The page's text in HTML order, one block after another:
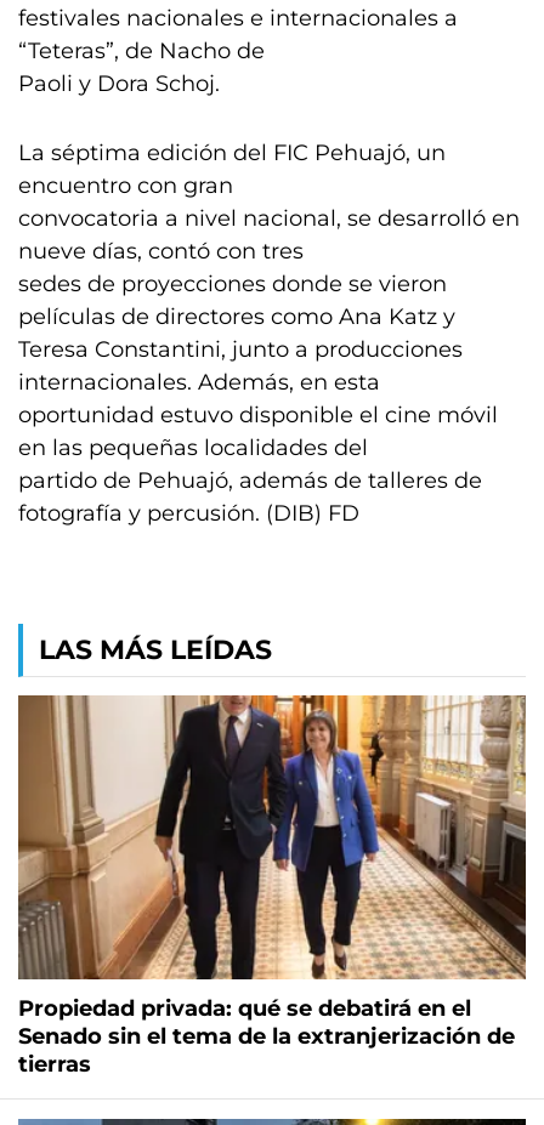
festivales nacionales e internacionales a
“Teteras”, de Nacho de
Paoli y Dora Schoj.
La séptima edición del FIC Pehuajó, un
encuentro con gran
convocatoria a nivel nacional, se desarrolló en
nueve días, contó con tres
sedes de proyecciones donde se vieron
películas de directores como Ana Katz y
Teresa Constantini, junto a producciones
internacionales. Además, en esta
oportunidad estuvo disponible el cine móvil
en las pequeñas localidades del
partido de Pehuajó, además de talleres de
fotografía y percusión. (DIB) FD
LAS MÁS LEÍDAS
Propiedad privada: qué se debatirá en el
Senado sin el tema de la extranjerización de
tierras